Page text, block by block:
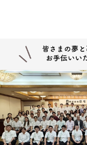
(１) 不動産の賃貸
代理、紹介、
関への信用照
他取り決め事
並びに当社及び
ップ本部及び加
する情報・サ
(２) 当社グループ
等に関する契約
な範囲におけ